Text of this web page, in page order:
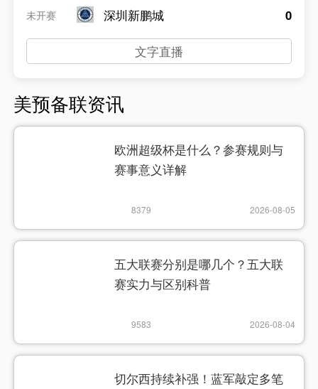
未开赛
深圳新鹏城
0
文字直播
美预备联资讯
欧洲超级杯是什么？参赛规则与
赛事意义详解
8379 2026-08-05
五大联赛分别是哪几个？五大联
赛实力与区别科普
9583 2026-08-04
切尔西持续补强！蓝军敲定多笔